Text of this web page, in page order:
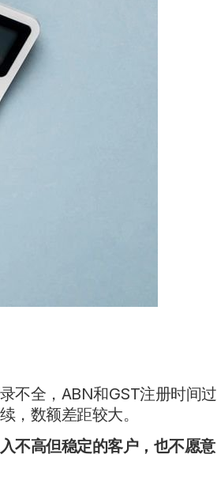
不全，ABN和GST注册时间过
，数额差距较大。
不高但稳定的客户，也不愿意